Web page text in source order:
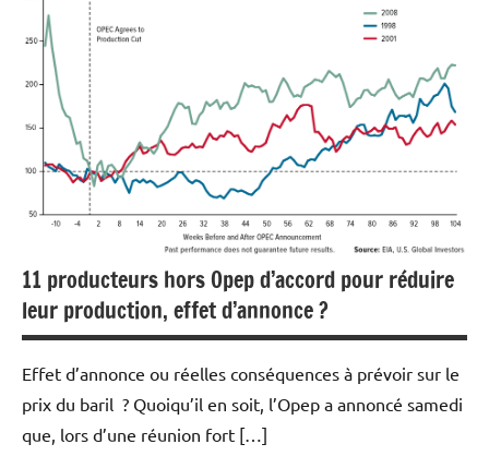
Aéronautique
Armement
Economie
Valeurs
du
CAC40
11 producteurs hors Opep d’accord pour réduire
leur production, effet d’annonce ?
Effet d’annonce ou réelles conséquences à prévoir sur le
prix du baril ? Quoiqu’il en soit, l’Opep a annoncé samedi
que, lors d’une réunion fort […]